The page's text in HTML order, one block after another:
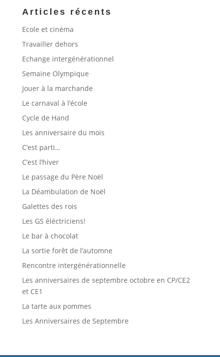
Articles récents
Ecole et cinéma
Travailler dehors
Echange intergénérationnel
Semaine Olympique
Jouer à la marchande
Le carnaval à l’école
Cycle de Hand
Les anniversaire du mois
C’est parti…
C’est l’hiver
Le passage du Père Noël
La Déambulation de Noël
Galettes des rois
Les GS éléctriciens!
Le bar à chocolat
La sortie forêt de l’automne
Rencontre intergénérationnelle
Les anniversaires de septembre octobre en CP/CE2
et CE1
La tarte aux pommes
Les Anniversaires de Septembre